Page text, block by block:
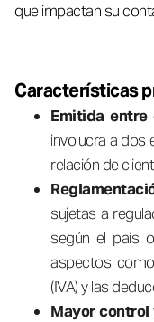
que impactan su
Características
Emitida entre
involucra a dos
relación de
sujetas a
según el país
aspectos
(IVA) y las
Mayor control